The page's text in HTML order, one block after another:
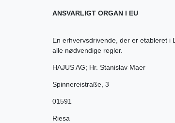
ANSVARLIGT ORGAN I EU
En erhvervsdrivende, der er etableret i
alle nødvendige regler.
HAJUS AG; Hr. Stanislav Maer
Spinnereistraße 3
01591
Riesa